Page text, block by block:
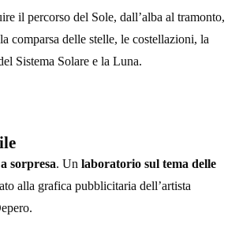
il percorso del Sole, dall’alba al tramonto,
comparsa delle stelle, le costellazioni, la
Sistema Solare e la Luna.
sorpresa. Un laboratorio sul tema delle
alla grafica pubblicitaria dell’artista